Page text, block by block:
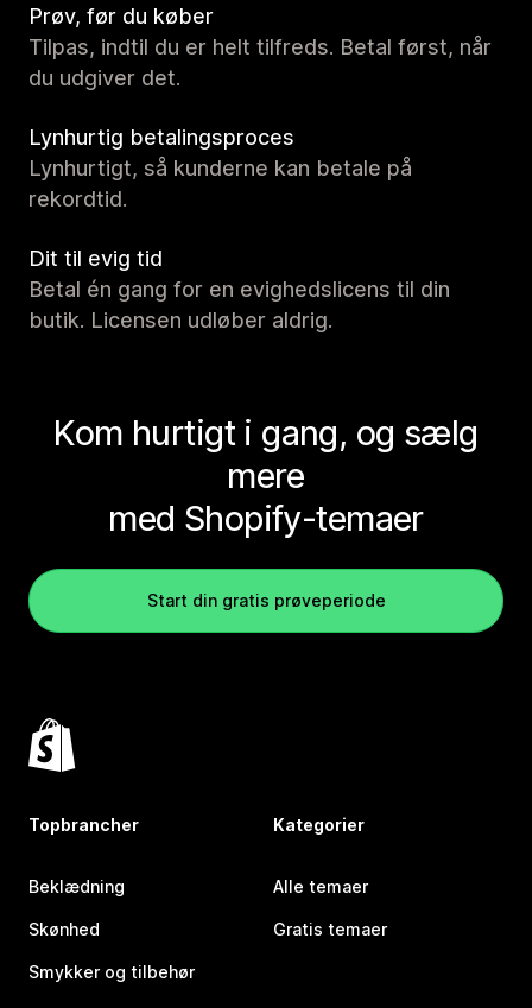
Prøv, før du køber
Tilpas, indtil du er helt tilfreds. Betal først, når
du udgiver det.
Lynhurtig betalingsproces
Lynhurtigt, så kunderne kan betale på
rekordtid.
Dit til evig tid
Betal én gang for en evighedslicens til din
butik. Licensen udløber aldrig.
Kom hurtigt i gang, og sælg
mere
med Shopify-temaer
Start din gratis prøveperiode
Topbrancher
Beklædning
Skønhed
Smykker og tilbehør
Kategorier
Alle temaer
Gratis temaer